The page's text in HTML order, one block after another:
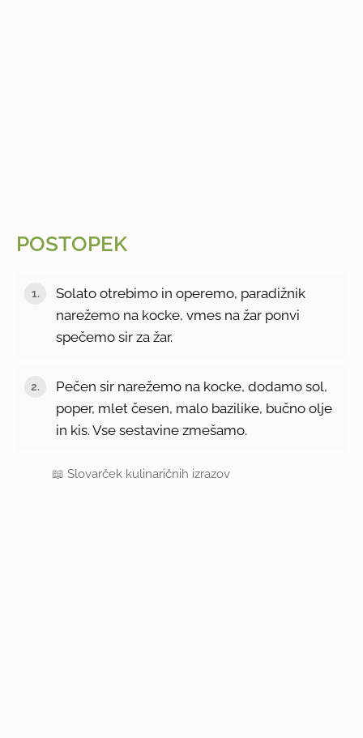
POSTOPEK
Solato otrebimo in operemo, paradižnik
narežemo na kocke, vmes na žar ponvi
spečemo sir za žar.
Pečen sir narežemo na kocke, dodamo sol,
poper, mlet česen, malo bazilike, bučno olje
in kis. Vse sestavine zmešamo.
📖Slovarček kulinaričnih izrazov